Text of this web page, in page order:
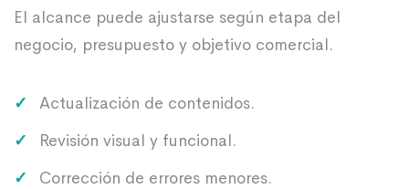
El alcance puede ajustarse según etapa del
negocio, presupuesto y objetivo comercial.
Actualización de contenidos.
Revisión visual y funcional.
Corrección de errores menores.